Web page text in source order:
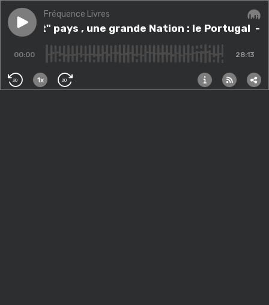
Play episodeUn "petit" pays , une grande Nation : le Portugal
Fréquence Livres
"petit" pays , une grande Nation : le Portugal -
00:00 28:13
30 1x 30